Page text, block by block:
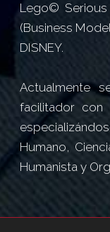
Lego© Serious
(Business
DISNEY.
Actualmente
facilitador
Humano,
Humanista y